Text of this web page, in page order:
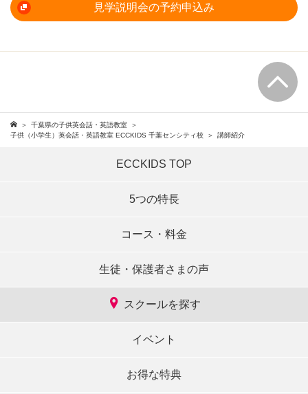
見学説明会の予約申込み
千葉県の子供英会話・英語教室
子供（小学生）英会話・英語教室 ECCKIDS 千葉センシティ校
講師紹介
ECCKIDS TOP
5つの特長
コース・料金
生徒・保護者さまの声
スクールを探す
イベント
お得な特典